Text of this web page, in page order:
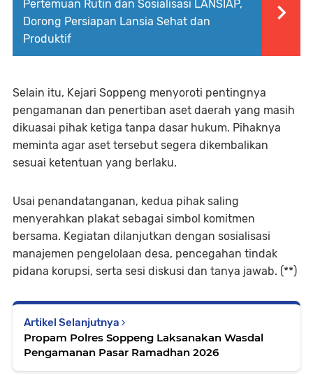
Pertemuan Rutin dan Sosialisasi LANSIAP,
Dorong Persiapan Lansia Sehat dan
Produktif
Selain itu, Kejari Soppeng menyoroti pentingnya
pengamanan dan penertiban aset daerah yang masih
dikuasai pihak ketiga tanpa dasar hukum. Pihaknya
meminta agar aset tersebut segera dikembalikan
sesuai ketentuan yang berlaku.
Usai penandatanganan, kedua pihak saling
menyerahkan plakat sebagai simbol komitmen
bersama. Kegiatan dilanjutkan dengan sosialisasi
manajemen pengelolaan desa, pencegahan tindak
pidana korupsi, serta sesi diskusi dan tanya jawab. (**)
Artikel Selanjutnya
Propam Polres Soppeng Laksanakan Wasdal
Pengamanan Pasar Ramadhan 2026